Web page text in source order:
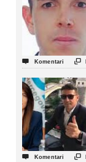
 Komentari 
 Komentari 